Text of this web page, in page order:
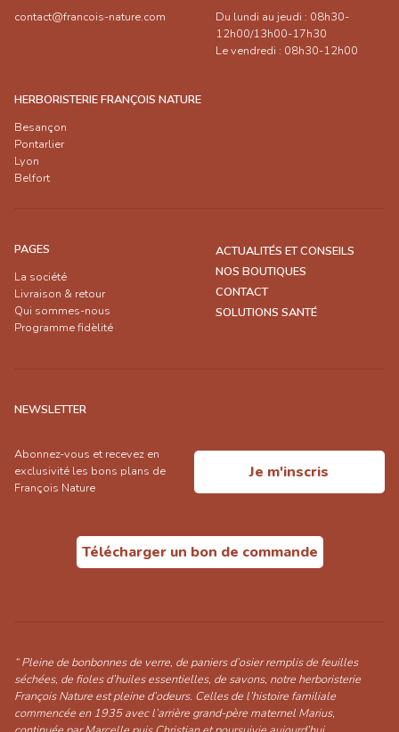
contact@francois-nature.com
Du lundi au jeudi : 08h30-
12h00/13h00-17h30
Le vendredi : 08h30-12h00
HERBORISTERIE FRANÇOIS NATURE
Besançon
Pontarlier
Lyon
Belfort
PAGES
La société
Livraison & retour
Qui sommes-nous
Programme fidèlité
ACTUALITÉS ET CONSEILS
NOS BOUTIQUES
CONTACT
SOLUTIONS SANTÉ
NEWSLETTER
Abonnez-vous et recevez en
exclusivité les bons plans de
François Nature
Je m'inscris
Télécharger un bon de commande
“ Pleine de bonbonnes de verre, de paniers d’osier remplis de feuilles
séchées, de fioles d’huiles essentielles, de savons, notre herboristerie
François Nature est pleine d’odeurs. Celles de l’histoire familiale
commencée en 1935 avec l’arrière grand-père maternel Marius,